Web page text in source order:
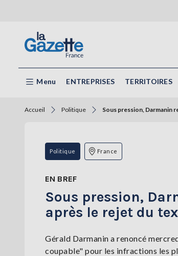
Menu ENTREPRISES TERRITOIRES
Accueil Politique Sous pression, Darmanin
Politique France
EN BREF
Sous pression,
après le rejet du
Gérald Darmanin a renoncé
coupable" pour les infractions les